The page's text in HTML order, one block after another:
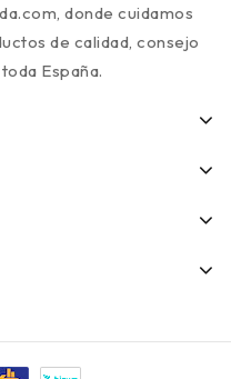
donde cuidamos
de calidad, consejo
España.